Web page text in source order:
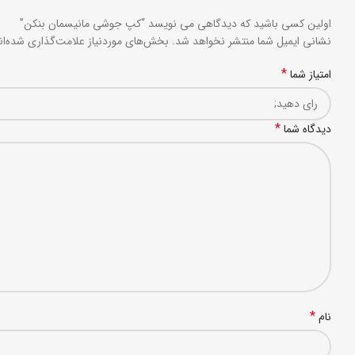
اولین کسی باشید که دیدگاهی می نویسد “کپ جوشی مانیسمان بنکن”
نشانی ایمیل شما منتشر نخواهد شد. بخش‌های موردنیاز علامت‌گذاری
امتیاز شما*
دیدگاه شما*
نام*